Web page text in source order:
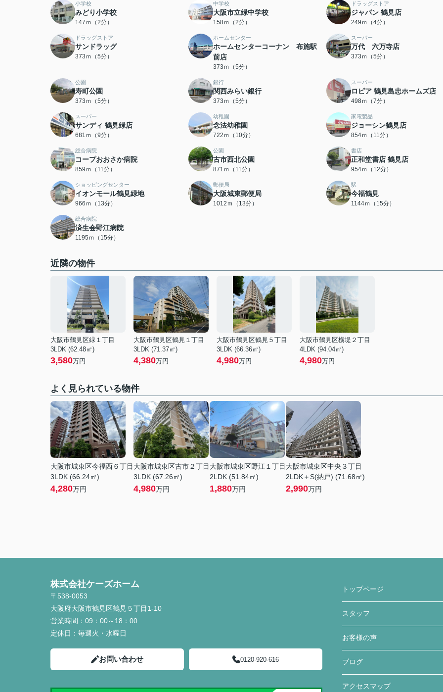
小学校
みどり小学校
147ｍ（2分）
中学校
大阪市立緑中学校
158ｍ（2分）
ドラッグストア
ジャパン 鶴見店
249ｍ（4分）
ドラッグストア
サンドラッグ
373ｍ（5分）
ホームセンター
ホームセンターコーナン 布施駅
前店
373ｍ（5分）
スーパー
万代 六万寺店
373ｍ（5分）
公園
寿町公園
373ｍ（5分）
銀行
関西みらい銀行
373ｍ（5分）
スーパー
ロピア 鶴見島忠ホームズ店
498ｍ（7分）
スーパー
サンディ 鶴見緑店
681ｍ（9分）
幼稚園
念法幼稚園
722ｍ（10分）
家電製品
ジョーシン鶴見店
854ｍ（11分）
総合病院
コープおおさか病院
859ｍ（11分）
公園
古市西北公園
871ｍ（11分）
書店
正和堂書店 鶴見店
954ｍ（12分）
ショッピングセンター
イオンモール鶴見緑地
966ｍ（13分）
郵便局
大阪城東郵便局
1012ｍ（13分）
駅
今福鶴見
1144ｍ（15分）
総合病院
済生会野江病院
1195ｍ（15分）
近隣の物件
大阪市鶴見区緑１丁目
3LDK (62.48㎡)
3,580万円
大阪市鶴見区鶴見１丁目
3LDK (71.37㎡)
4,380万円
大阪市鶴見区鶴見５丁目
3LDK (66.36㎡)
4,980万円
大阪市鶴見区横堤２丁目
4LDK (94.04㎡)
4,980万円
よく見られている物件
大阪市城東区今福西６丁目
3LDK (66.24㎡)
4,280万円
大阪市城東区古市２丁目
3LDK (67.26㎡)
4,980万円
大阪市城東区野江１丁目
2LDK (51.84㎡)
1,880万円
大阪市城東区中央３丁目
2LDK＋S(納戸) (71.68㎡)
2,990万円
株式会社ケーズホーム
〒538-0053
大阪府大阪市鶴見区鶴見５丁目1-10
営業時間： 09：00～18：00
定休日： 毎週火・水曜日
お問い合わせ 0120-920-616
トップページ
スタッフ
お客様の声
ブログ
アクセスマップ